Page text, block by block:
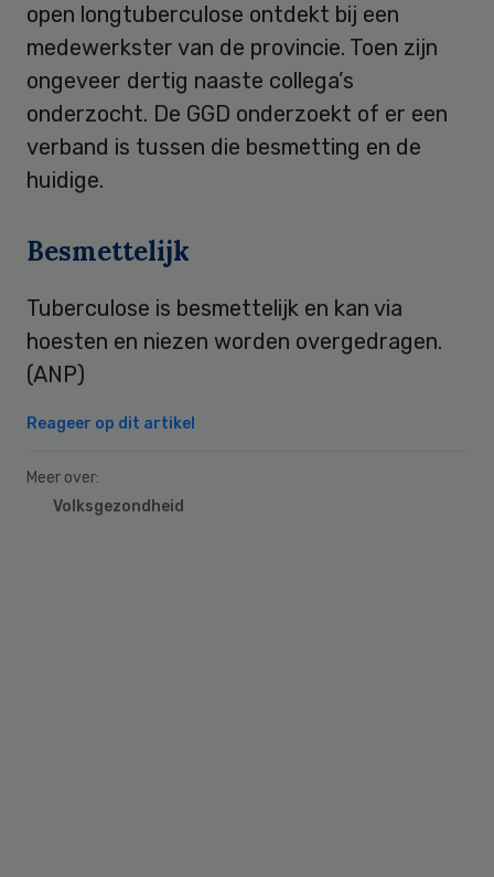
open longtuberculose ontdekt bij een
medewerkster van de provincie. Toen zijn
ongeveer dertig naaste collega’s
onderzocht. De GGD onderzoekt of er een
verband is tussen die besmetting en de
huidige.
Besmettelijk
Tuberculose is besmettelijk en kan via
hoesten en niezen worden overgedragen.
(ANP)
Reageer op dit artikel
Meer over:
Volksgezondheid